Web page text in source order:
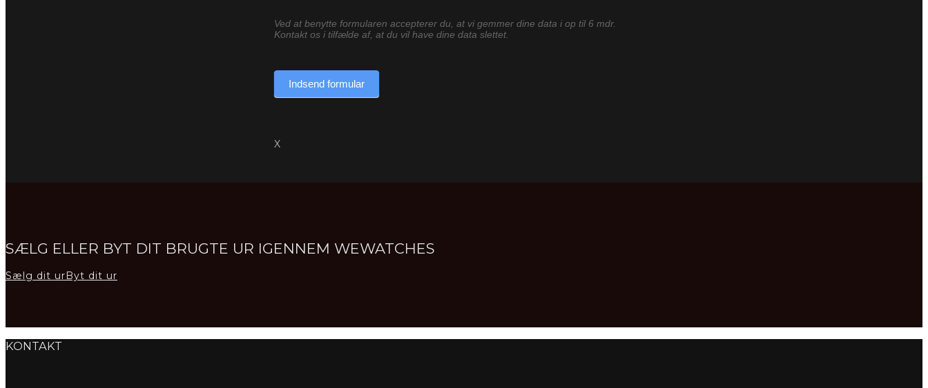
Ved at benytte formularen accepterer du, at vi gemmer dine data i op til 6 mdr.
Kontakt os i tilfælde af, at du vil have dine data slettet.
Indsend formular
X
SÆLG ELLER BYT DIT BRUGTE UR IGENNEM WEWATCHES
Sælg dit urByt dit ur
KONTAKT